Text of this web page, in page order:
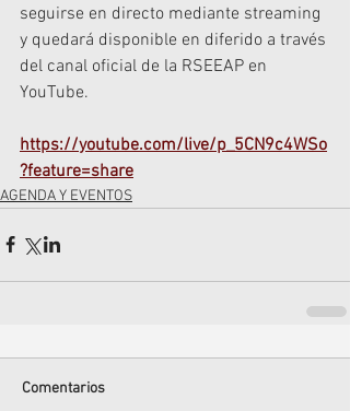
seguirse en directo mediante streaming
y quedará disponible en diferido a través
del canal oficial de la RSEEAP en
YouTube.
https://youtube.com/live/p_5CN9c4WSo
?feature=share
AGENDA Y EVENTOS
Comentarios